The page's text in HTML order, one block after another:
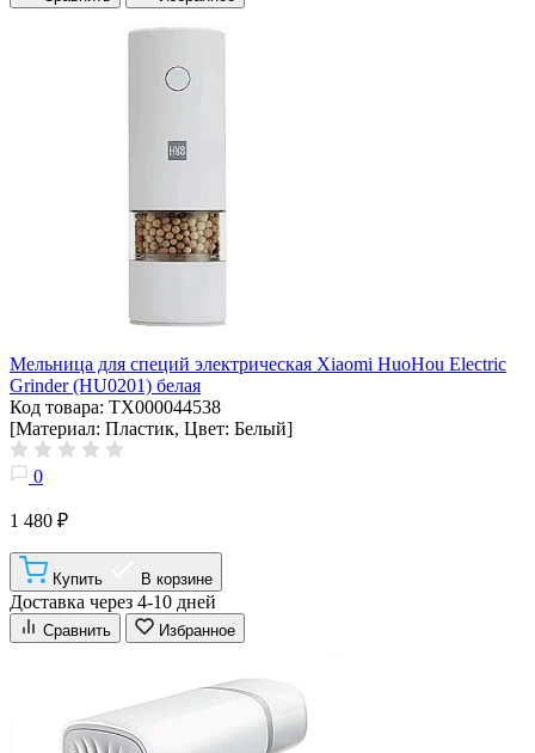
Мельница для специй электрическая Xiaomi HuoHou Electric
Grinder (HU0201) белая
Код товара: ТХ000044538
[Материал: Пластик, Цвет: Белый]
0
1 480 ₽
Купить В корзине
Доставка через 4-10 дней
Сравнить Избранное